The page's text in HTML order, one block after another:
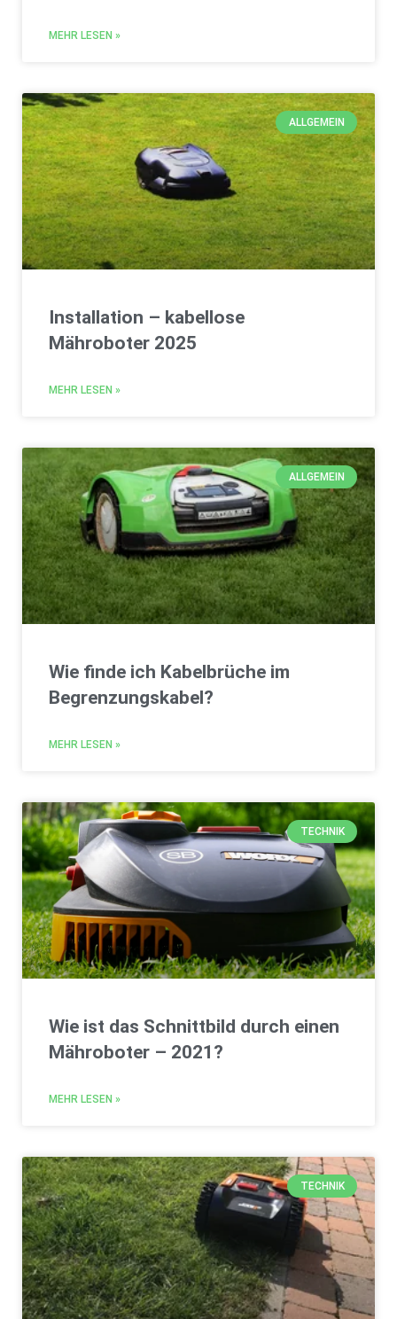
MEHR LESEN »
ALLGEMEIN
Installation – kabellose
Mähroboter 2025
MEHR LESEN »
ALLGEMEIN
Wie finde ich Kabelbrüche im
Begrenzungskabel?
MEHR LESEN »
TECHNIK
Wie ist das Schnittbild durch einen
Mähroboter – 2021?
MEHR LESEN »
TECHNIK